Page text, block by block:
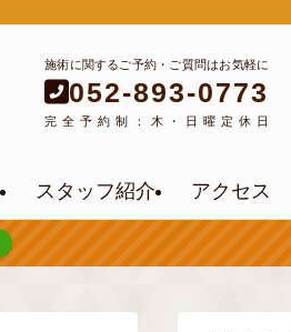
施術に関するご予約・ご質問はお気軽に
052-893-0773
完全予約制：木・日曜定休日
スタッフ紹介 アクセス